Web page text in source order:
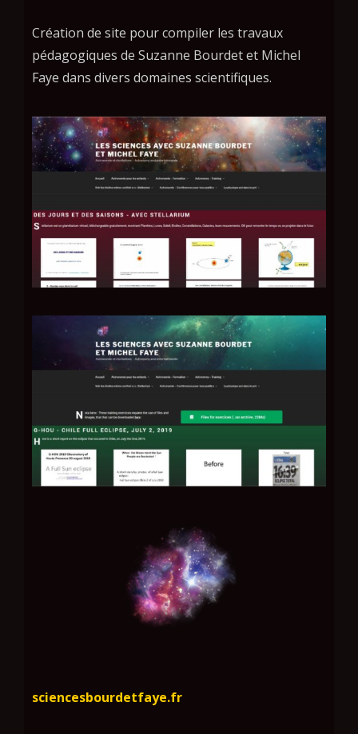
Création de site pour compiler les travaux
pédagogiques de Suzanne Bourdet et Michel
Faye dans divers domaines scientifiques.
sciencesbourdetfaye.fr